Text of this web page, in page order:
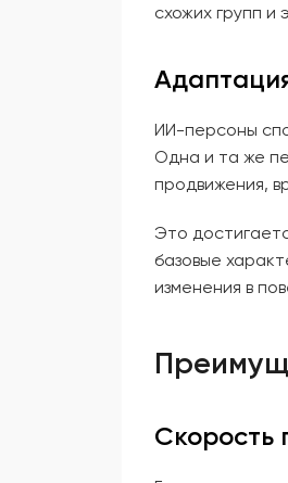
схожих групп и
ИИ-персоны
Одна и та же
продвижения,
Это
базовые
изменения в
Скорость